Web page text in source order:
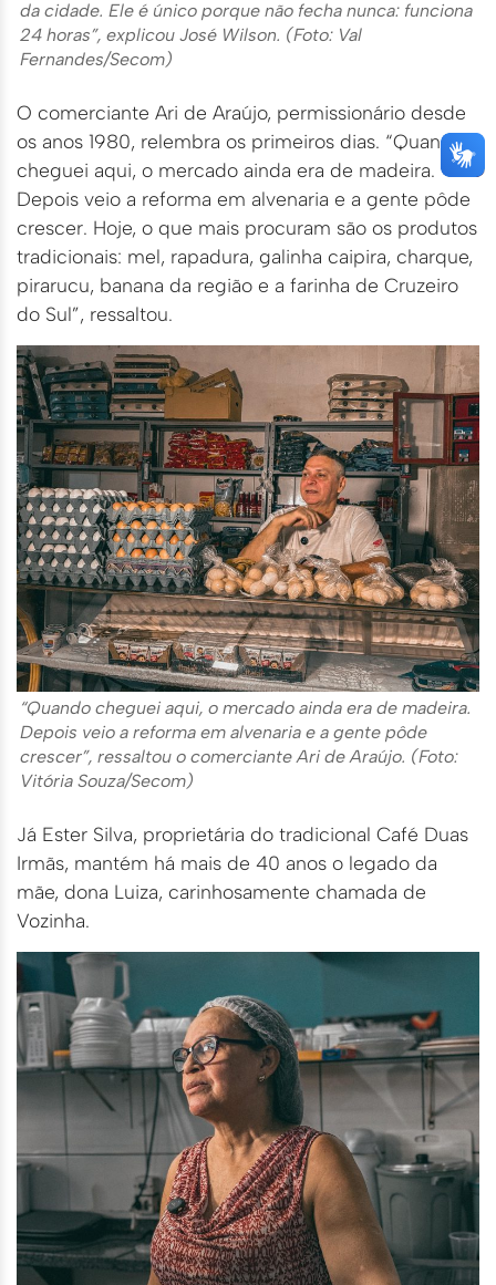
da cidade. Ele é único porque não fecha nunca: funciona
24 horas”, explicou José Wilson. (Foto: Val
Fernandes/Secom)
O comerciante Ari de Araújo, permissionário desde
os anos 1980, relembra os primeiros dias. “Quando
cheguei aqui, o mercado ainda era de madeira.
Depois veio a reforma em alvenaria e a gente pôde
crescer. Hoje, o que mais procuram são os produtos
tradicionais: mel, rapadura, galinha caipira, charque,
pirarucu, banana da região e a farinha de Cruzeiro
do Sul”, ressaltou.
“Quando cheguei aqui, o mercado ainda era de madeira.
Depois veio a reforma em alvenaria e a gente pôde
crescer”, ressaltou o comerciante Ari de Araújo. (Foto:
Vitória Souza/Secom)
Já Ester Silva, proprietária do tradicional Café Duas
Irmãs, mantém há mais de 40 anos o legado da
mãe, dona Luiza, carinhosamente chamada de
Vozinha.